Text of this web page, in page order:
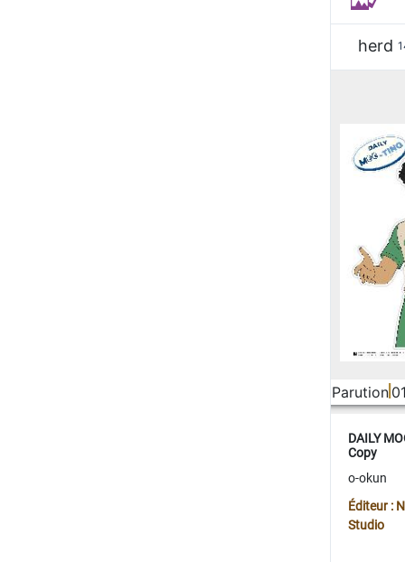
herd
Parution
DAILY
Copy
o-okun
Éditeur :
Studio